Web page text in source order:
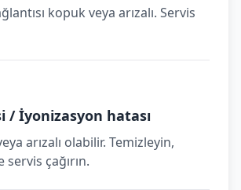
kopuk veya arızalı. Servis
/ İyonizasyon hatası
arızalı olabilir. Temizleyin,
çağırın.